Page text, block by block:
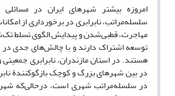
امروزه بیشتر شهرهای ایران در
سلسله‌مراتب، نابرابری در برخورداری از
مهاجرت، قطبی‌شدن و پیدایش الگوی تسلط
توسعه اشتراک دارند و با چالش‌های جدی
هستند. در استان مازندران، نابرابری جمعیتی
در بین شهرهای بزرگ و کوچک بازگوکنندة
در سلسله‌مراتب شهری است، درحالی‌که